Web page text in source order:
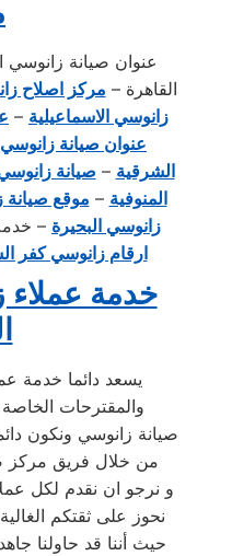
عنوان صيانة زانوسي
القاهرة – مركز اصلاح
زانوسي الاسماعيلية –
عنوان صيانة زانوسي
الشرقية – صيانة
المنوفية – موقع صيانة
زانوسي البحيرة –
ارقام زانوسي كفر
خدمة عملاء
يسعد دائما خدمة
والمقترحات
صيانة زانوسي ونكون
من خلال فريق مركز
و نرجو ان نقدم لكل
نحوز على ثقتكم
حيث أننا قد حاولنا